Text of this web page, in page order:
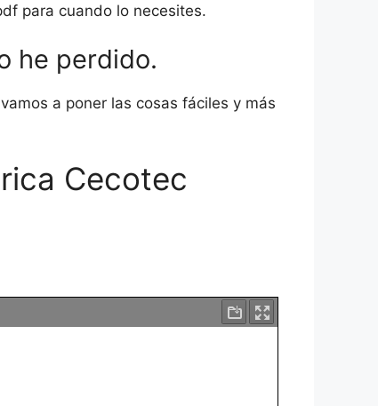
para cuando lo necesites.
he perdido.
a poner las cosas fáciles y más
Cecotec